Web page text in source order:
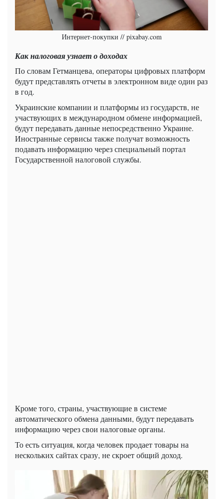
Интернет-покупки // pixabay.com
Как налоговая узнает о доходах
По словам Гетманцева, операторы цифровых платформ
будут представлять отчеты в электронном виде один раз
в год.
Украинские компании и платформы из государств, не
участвующих в международном обмене информацией,
будут передавать данные непосредственно Украине.
Иностранные сервисы также получат возможность
подавать информацию через специальный портал
Государственной налоговой службы.
Кроме того, страны, участвующие в системе
автоматического обмена данными, будут передавать
информацию через свои налоговые органы.
То есть ситуация, когда человек продает товары на
нескольких сайтах сразу, не скроет общий доход.